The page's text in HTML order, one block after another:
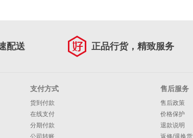
配送 正品行货，精致服务
支付方式
货到付款
在线支付
分期付款
公司转账
售后服务
售后政策
价格保护
退款说明
返修/退换货